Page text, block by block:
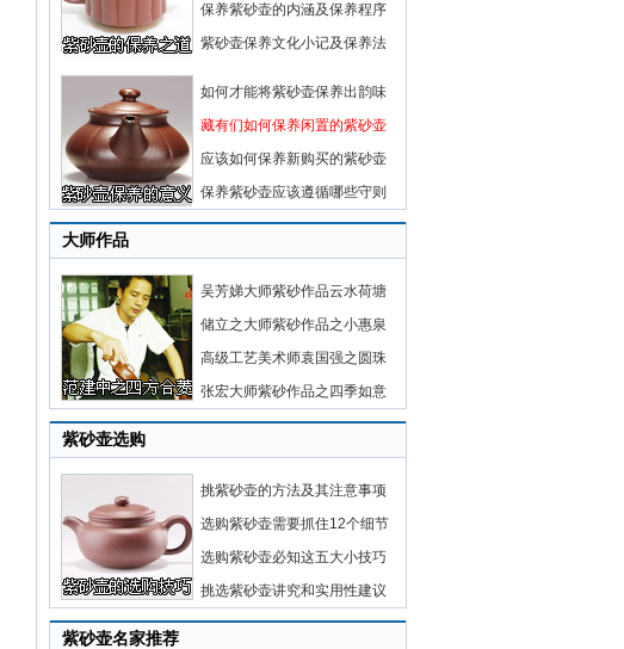
保养紫砂壶的内涵及保养程序
紫砂壶保养文化小记及保养法
如何才能将紫砂壶保养出韵味
藏有们如何保养闲置的紫砂壶
应该如何保养新购买的紫砂壶
保养紫砂壶应该遵循哪些守则
大师作品
吴芳娣大师紫砂作品云水荷塘
储立之大师紫砂作品之小惠泉
高级工艺美术师袁国强之圆珠
张宏大师紫砂作品之四季如意
紫砂壶选购
挑紫砂壶的方法及其注意事项
选购紫砂壶需要抓住12个细节
选购紫砂壶必知这五大小技巧
挑选紫砂壶讲究和实用性建议
紫砂壶名家推荐